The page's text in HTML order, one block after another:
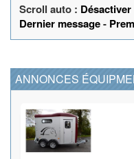
Scroll auto : Désactiver
Dernier message-
ANNONCES